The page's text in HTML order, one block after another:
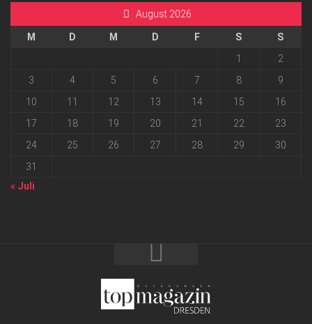
August 2026
M D M D F S
S
1
2
3
4 5 6 7 8
9
10
11 12 13 14 15
16
17
18 19 20 21 22
23
24
25 26 27 28 29
30
31
« Juli